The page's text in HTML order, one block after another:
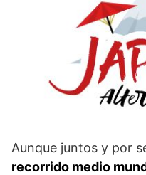
Aunque juntos y por
recorrido medio